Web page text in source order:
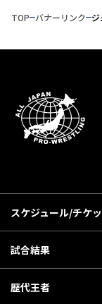
TOP バナーリンク
スケジュール/チケ
歴代王者
試合結果